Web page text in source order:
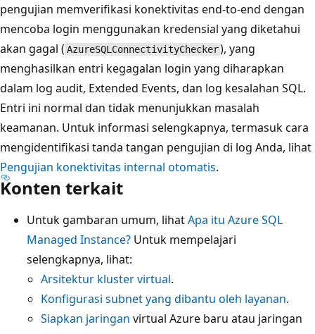
pengujian memverifikasi konektivitas end-to-end dengan
mencoba login menggunakan kredensial yang diketahui
akan gagal ( AzureSQLConnectivityChecker), yang
menghasilkan entri kegagalan login yang diharapkan
dalam log audit, Extended Events, dan log kesalahan SQL.
Entri ini normal dan tidak menunjukkan masalah
keamanan. Untuk informasi selengkapnya, termasuk cara
mengidentifikasi tanda tangan pengujian di log Anda, lihat
Pengujian konektivitas internal otomatis.
Konten terkait
Untuk gambaran umum, lihatApa itu Azure SQL
Managed Instance? Untuk mempelajari
selengkapnya, lihat:
Arsitektur kluster virtual.
Konfigurasi subnet yang dibantu oleh layanan.
Siapkan jaringan virtual Azure baru atau jaringan